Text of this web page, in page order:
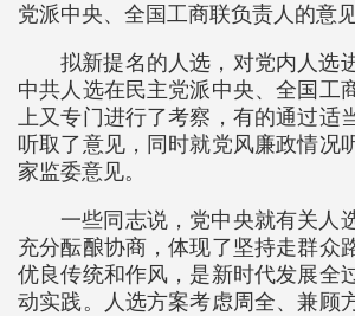
党派中央、全国工商联负责人的意见
拟新提名的人选，对党内人选
中共人选在民主党派中央、全国工
上又专门进行了考察，有的通过适
听取了意见，同时就党风廉政情况
家监委意见。
一些同志说，党中央就有关人
充分酝酿协商，体现了坚持走群众
优良传统和作风，是新时代发展全
动实践。人选方案考虑周全、兼顾